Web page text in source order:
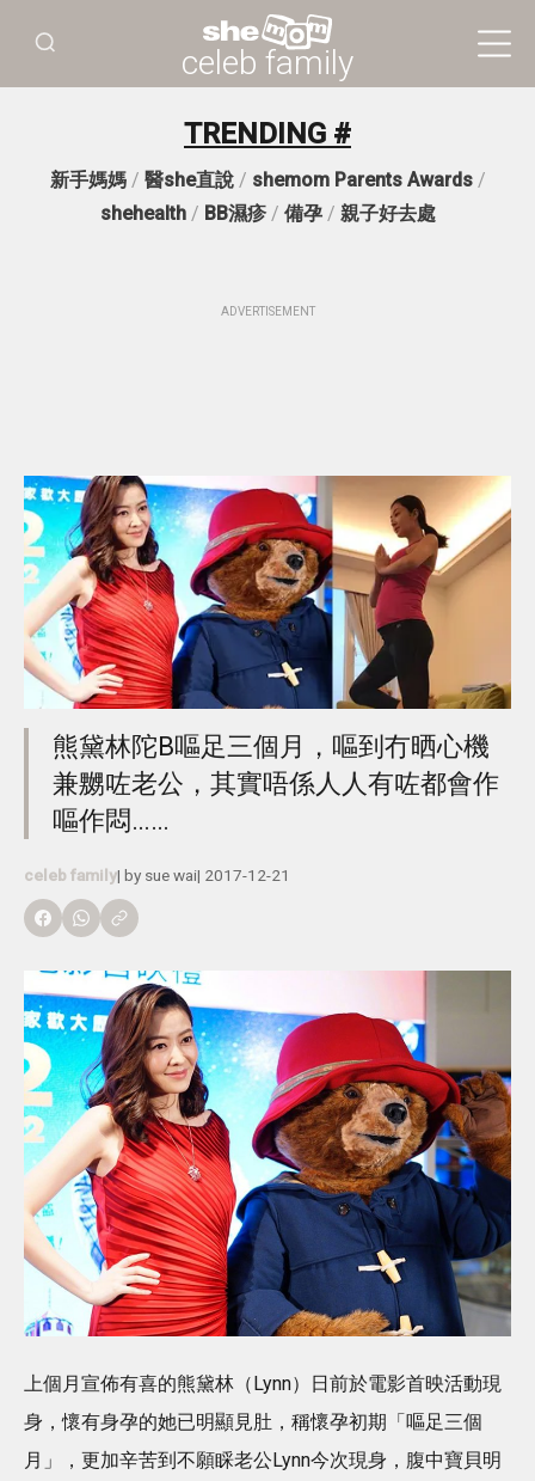
celeb family
TRENDING #
新手媽媽/ 醫she直說/ shemom Parents Awards/
shehealth/ BB濕疹/ 備孕/ 親子好去處
ADVERTISEMENT
熊黛林陀B嘔足三個月，嘔到冇晒心機
兼嬲咗老公，其實唔係人人有咗都會作
嘔作悶……
celeb family| by sue wai| 2017-12-21
上個月宣佈有喜的熊黛林（Lynn）日前於電影首映活動現
身，懷有身孕的她已明顯見肚，稱懷孕初期「嘔足三個
月」，更加辛苦到不願睬老公Lynn今次現身，腹中寶貝明